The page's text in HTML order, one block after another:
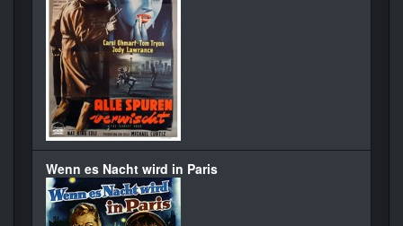
Wenn es Nacht wird in Paris